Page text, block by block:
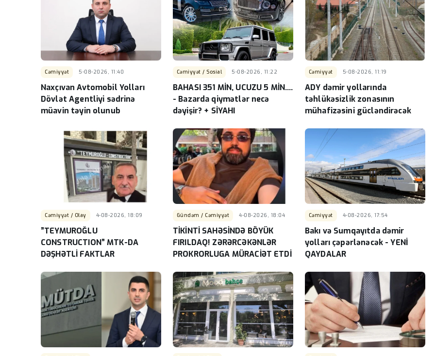
Cəmiyyət 5-08-2026, 11:40
Naxçıvan Avtomobil Yolları
Dövlət Agentliyi sədrinə
müavin təyin olunub
Cəmiyyət / Sosial 5-08-2026, 11:22
BAHASI 351 MİN, UCUZU 5 MİN....
- Bazarda qiymətlər necə
dəyişir? + SİYAHI
Cəmiyyət 5-08-2026, 11:19
ADY dəmir yollarında
təhlükəsizlik zonasının
mühafizəsini gücləndirəcək
Cəmiyyət / Olay 4-08-2026, 18:09
”TEYMUROĞLU
CONSTRUCTION” MTK-DA
DƏŞHƏTLİ FAKTLAR
Gündəm / Cəmiyyət 4-08-2026, 18:04
TİKİNTİ SAHƏSİNDƏ BÖYÜK
FIRILDAQ! ZƏRƏRCƏKƏNLƏR
PROKRORLUGA MÜRACİƏT ETDİ
Cəmiyyət 4-08-2026, 17:54
Bakı və Sumqayıtda dəmir
yolları çəpərlənəcək - YENİ
QAYDALAR